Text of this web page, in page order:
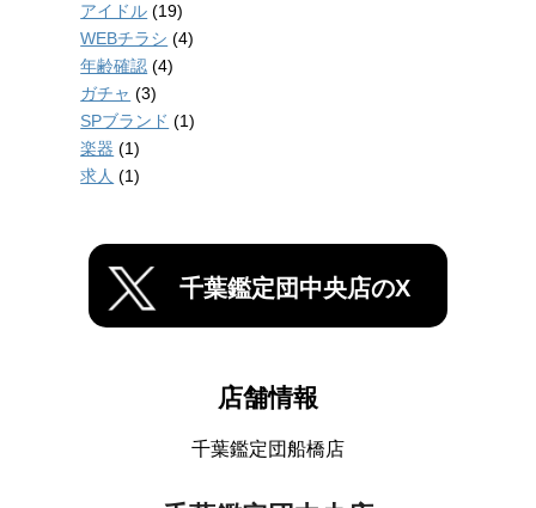
アイドル (19)
WEBチラシ (4)
年齢確認 (4)
ガチャ (3)
SPブランド (1)
楽器 (1)
求人 (1)
千葉鑑定団中央店のX
店舗情報
千葉鑑定団船橋店